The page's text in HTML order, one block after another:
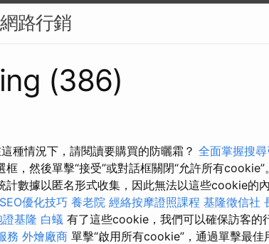
路行銷
(386)
種情況下，請閱讀要購買的防曬霜？ 全面掌握搜
，然後單擊“接受”或對話框關閉“允許所有cookie”
計數據以匿名形式收集，因此無法以這些cookie的
優化技巧 養老院 經絡按摩證照課程 基隆徵信社
證基隆 白蟻 有了這些cookie，我們可以確保訪客的
務 外燴廠商 單擊“啟用所有cookie”，通過單擊最佳